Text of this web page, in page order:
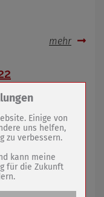
mehr
Cookies /
(Wenko-
KG)
/ SPAM
Einige von
uns helfen,
zu verbessern.
kann meine
für die Zukunft